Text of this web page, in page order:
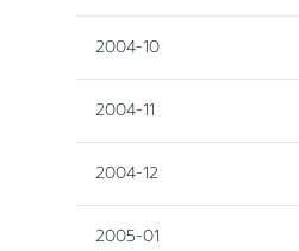
2004-10
2004-11
2004-12
2005-01